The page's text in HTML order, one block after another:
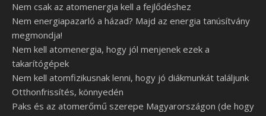
Nem csak az atomenergia kell a fejlődéshez
Nem energiapazarló a házad? Majd az energia tanúsítvány
megmondja!
Nem kell atomenergia, hogy jól menjenek ezek a
takarítógépek
Nem kell atomfizikusnak lenni, hogy jó diákmunkát találjunk
Otthonfrissítés, könnyedén
Paks és az atomerőmű szerepe Magyarországon (de hogy